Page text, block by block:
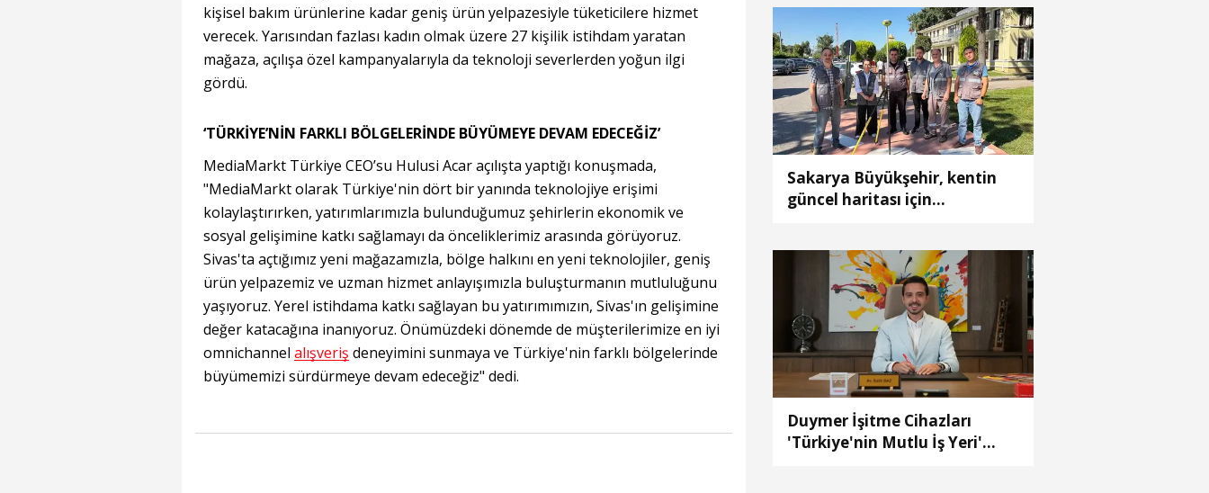
kişisel bakım ürünlerine kadar geniş ürün yelpazesiyle tüketicilere hizmet
verecek. Yarısından fazlası kadın olmak üzere 27 kişilik istihdam yaratan
mağaza, açılışa özel kampanyalarıyla da teknoloji severlerden yoğun ilgi
gördü.
‘TÜRKİYE’NİN FARKLI BÖLGELERİNDE BÜYÜMEYE DEVAM EDECEĞİZ’
MediaMarkt Türkiye CEO’su Hulusi Acar açılışta yaptığı konuşmada,
"MediaMarkt olarak Türkiye'nin dört bir yanında teknolojiye erişimi
kolaylaştırırken, yatırımlarımızla bulunduğumuz şehirlerin ekonomik ve
sosyal gelişimine katkı sağlamayı da önceliklerimiz arasında görüyoruz.
Sivas'ta açtığımız yeni mağazamızla, bölge halkını en yeni teknolojiler, geniş
ürün yelpazemiz ve uzman hizmet anlayışımızla buluşturmanın mutluluğunu
yaşıyoruz. Yerel istihdama katkı sağlayan bu yatırımımızın, Sivas'ın gelişimine
değer katacağına inanıyoruz. Önümüzdeki dönemde de müşterilerimize en iyi
omnichannel alışveriş deneyimini sunmaya ve Türkiye'nin farklı bölgelerinde
büyümemizi sürdürmeye devam edeceğiz" dedi.
Sakarya Büyükşehir, kentin
güncel haritası için
Duymer İşitme Cihazları
'Türkiye'nin Mutlu İş Yeri'